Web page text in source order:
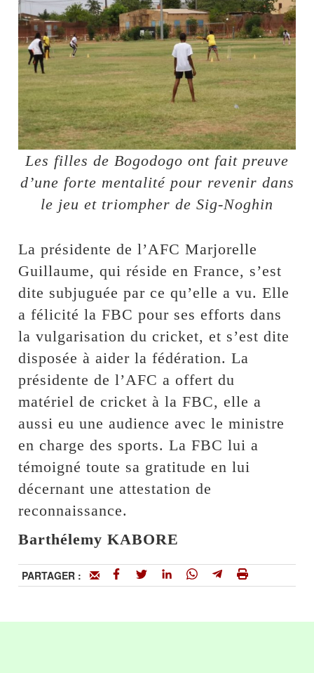
Les filles de Bogodogo ont fait preuve
d’une forte mentalité pour revenir dans
le jeu et triompher de Sig-Noghin
La présidente de l’AFC Marjorelle
Guillaume, qui réside en France, s’est
dite subjuguée par ce qu’elle a vu. Elle
a félicité la FBC pour ses efforts dans
la vulgarisation du cricket, et s’est dite
disposée à aider la fédération. La
présidente de l’AFC a offert du
matériel de cricket à la FBC, elle a
aussi eu une audience avec le ministre
en charge des sports. La FBC lui a
témoigné toute sa gratitude en lui
décernant une attestation de
reconnaissance.
Barthélemy KABORE
PARTAGER :